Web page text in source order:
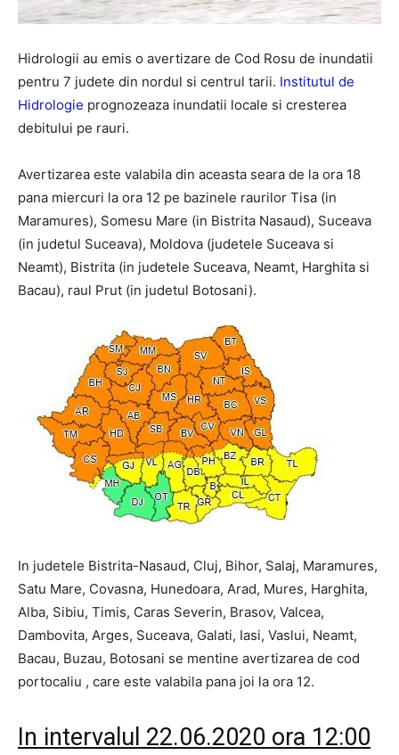
Hidrologii au emis o avertizare de Cod Rosu de inundatii
pentru 7 judete din nordul si centrul tarii. Institutul de
Hidrologie prognozeaza inundatii locale si cresterea
debitului pe rauri.
Avertizarea este valabila din aceasta seara de la ora 18
pana miercuri la ora 12 pe bazinele raurilor Tisa (in
Maramures), Somesu Mare (in Bistrita Nasaud), Suceava
(in judetul Suceava), Moldova (judetele Suceava si
Neamt), Bistrita (in judetele Suceava, Neamt, Harghita si
Bacau), raul Prut (in judetul Botosani).
In judetele Bistrita-Nasaud, Cluj, Bihor, Salaj, Maramures,
Satu Mare, Covasna, Hunedoara, Arad, Mures, Harghita,
Alba, Sibiu, Timis, Caras Severin, Brasov, Valcea,
Dambovita, Arges, Suceava, Galati, Iasi, Vaslui, Neamt,
Bacau, Buzau, Botosani se mentine avertizarea de cod
portocaliu , care este valabila pana joi la ora 12.
In intervalul 22.06.2020 ora 12:00